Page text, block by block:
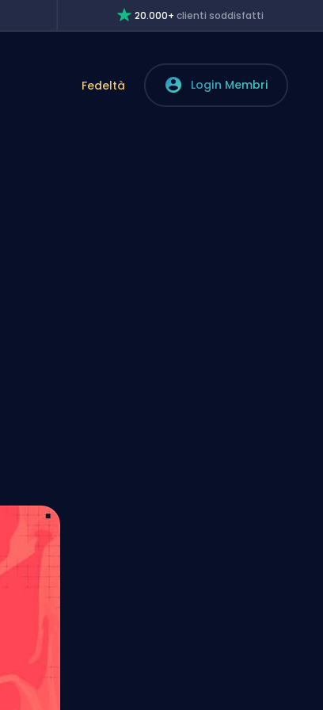
20.000+clienti soddisfatti
Fedeltà Login Membri